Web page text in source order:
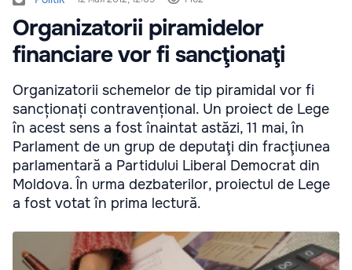
Organizatorii piramidelor
financiare vor fi sancţionaţi
Organizatorii schemelor de tip piramidal vor fi
sancționați contravențional. Un proiect de Lege
în acest sens a fost înaintat astăzi, 11 mai, în
Parlament de un grup de deputaţi din fracţiunea
parlamentară a Partidului Liberal Democrat din
Moldova. În urma dezbaterilor, proiectul de Lege
a fost votat în prima lectură.